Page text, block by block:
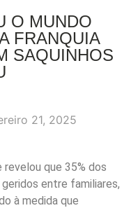
O MUNDO
FRANQUIA
SAQUINHOS
21, 2025
que 35% dos
entre familiares,
à medida que